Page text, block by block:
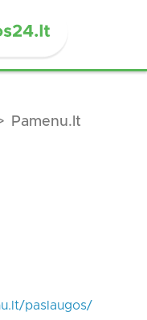
Pamenu.lt
paslaugos/